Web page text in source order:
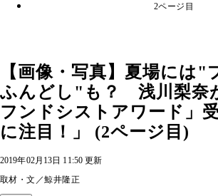
2ページ目
【画像・写真】夏場には"
ふんどし"も？ 浅川梨奈
フンドシストアワード」
に注目！」 (2ページ目)
2019年02月13日 11:50 更新
取材・文／鯨井隆正